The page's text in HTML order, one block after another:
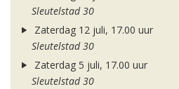
Sleutelstad 30
Zaterdag 12 juli, 17.00 uur
Sleutelstad 30
Zaterdag 5 juli, 17.00 uur
Sleutelstad 30